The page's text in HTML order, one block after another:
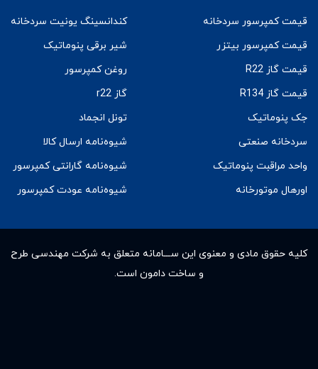
قیمت کمپرسور سردخانه
قیمت کمپرسور بیتزر
قیمت گاز R22
قیمت گاز R134
جک پنوماتیک
سردخانه صنعتی
واحد مراقبت پنوماتیک
اورهال موتورخانه
کندانسینگ یونیت سردخانه
شیر برقی پنوماتیک
روغن کمپرسور
گاز r22
تونل انجماد
شیوه‌نامه ارسال کالا
شیوه‌نامه گارانتی کمپرسور
شیوه‌نامه عودت کمپرسور
کلیه حقوق مادى و معنوى این ســـامانه متعلق به شرکت مهندسی طرح
و ساخت دامون است.